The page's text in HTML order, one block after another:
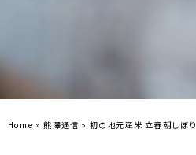
Home »熊澤通信 » 初の地元産米 立春朝しぼり